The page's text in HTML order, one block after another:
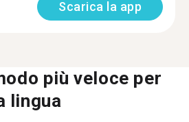
Scarica la app
più veloce per
lingua